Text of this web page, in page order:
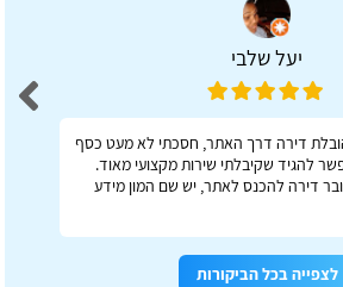
יעל שלבי
דירה דרך האתר, חסכתי לא מעט כסף
להגיד שקיבלתי שירות מקצועי מאוד.
דירה להכנס לאתר, יש שם המון מידע
לצפייה בכל הביקורות